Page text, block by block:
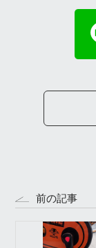
前の記事